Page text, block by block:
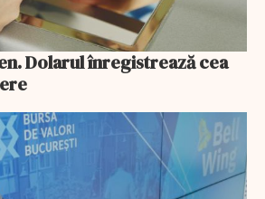
Dolarul înregistrează cea